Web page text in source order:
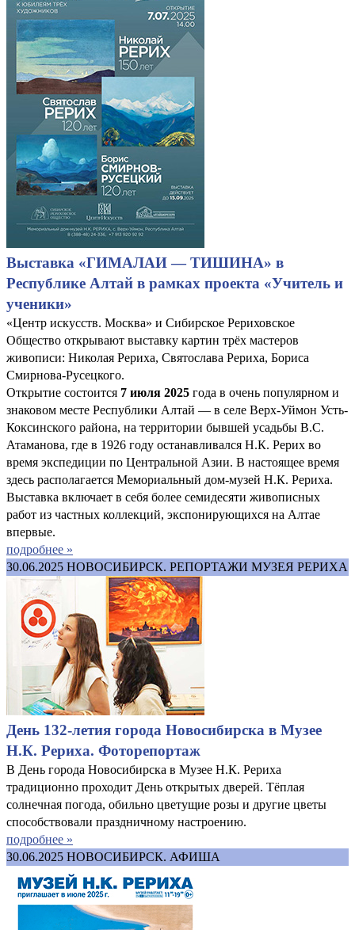
Выставка «ГИМАЛАИ — ТИШИНА» в
Республике Алтай в рамках проекта «Учитель и
ученики»
«Центр искусств. Москва» и Сибирское Рериховское
Общество открывают выставку картин трёх мастеров
живописи: Николая Рериха, Святослава Рериха, Бориса
Смирнова-Русецкого.
Открытие состоится 7 июля 2025 года в очень популярном и
знаковом месте Республики Алтай — в селе Верх-Уймон Усть-
Коксинского района, на территории бывшей усадьбы В.С.
Атаманова, где в 1926 году останавливался Н.К. Рерих во
время экспедиции по Центральной Азии. В настоящее время
здесь располагается Мемориальный дом-музей Н.К. Рериха.
Выставка включает в себя более семидесяти живописных
работ из частных коллекций, экспонирующихся на Алтае
впервые.
подробнее »
30.06.2025 НОВОСИБИРСК. РЕПОРТАЖИ МУЗЕЯ РЕРИХА
День 132-летия города Новосибирска в Музее
Н.К. Рериха. Фоторепортаж
В День города Новосибирска в Музее Н.К. Рериха
традиционно проходит День открытых дверей. Тёплая
солнечная погода, обильно цветущие розы и другие цветы
способствовали праздничному настроению.
подробнее »
30.06.2025 НОВОСИБИРСК. АФИША